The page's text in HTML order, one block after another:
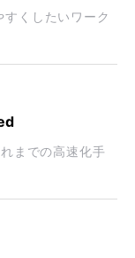
くしたいワーク
までの高速化手